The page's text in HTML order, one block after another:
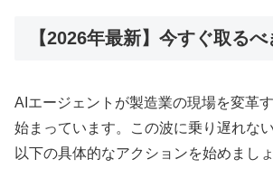
【2026年最新】今すぐ取る
AIエージェントが製造業の現場を変革
始まっています。この波に乗り遅れな
以下の具体的なアクションを始めましょ